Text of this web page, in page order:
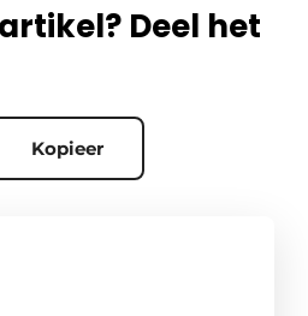
Deel het
Kopieer